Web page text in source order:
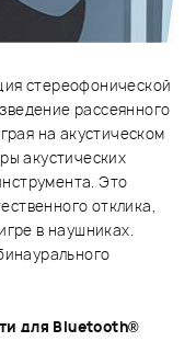
стереофонической
рассеянного
на акустическом
акустических
Это
отклика,
в наушниках.
для Bluetooth®